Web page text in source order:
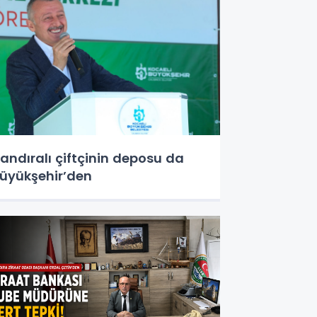
çiftçinin deposu da